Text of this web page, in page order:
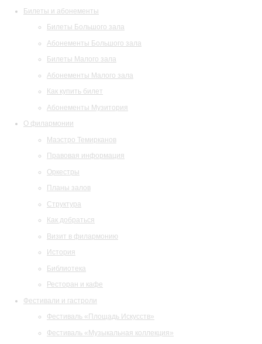
Билеты и абонементы
Билеты Большого зала
Абонементы Большого зала
Билеты Малого зала
Абонементы Малого зала
Как купить билет
Абонементы Музитория
О филармонии
Маэстро Темирканов
Правовая информация
Оркестры
Планы залов
Структура
Как добраться
Визит в филармонию
История
Библиотека
Ресторан и кафе
Фестивали и гастроли
Фестиваль «Площадь Искусств»
Фестиваль «Музыкальная коллекция»